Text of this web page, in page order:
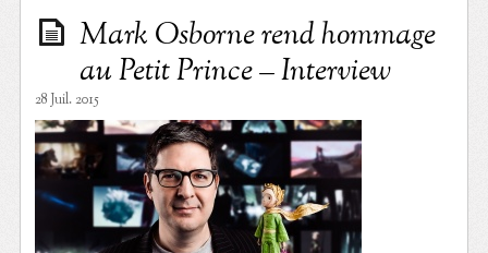
Mark Osborne rend hommage
au Petit Prince – Interview
28 Juil. 2015